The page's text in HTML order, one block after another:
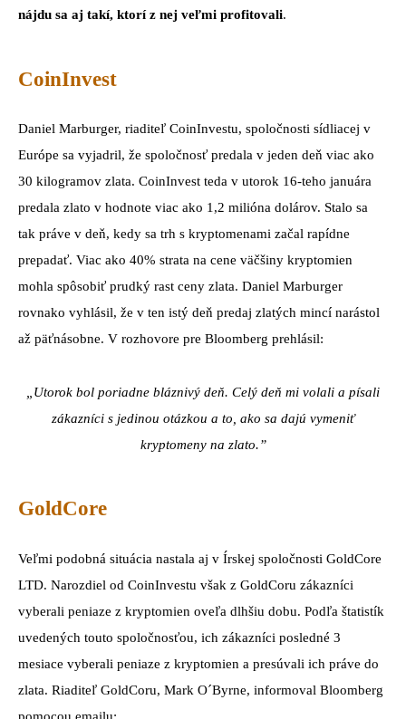
nájdu sa aj takí, ktorí z nej veľmi profitovali.
CoinInvest
Daniel Marburger, riaditeľ CoinInvestu, spoločnosti sídliacej v
Európe sa vyjadril, že spoločnosť predala v jeden deň viac ako
30 kilogramov zlata. CoinInvest teda v utorok 16-teho januára
predala zlato v hodnote viac ako 1,2 milióna dolárov. Stalo sa
tak práve v deň, kedy sa trh s kryptomenami začal rapídne
prepadať. Viac ako 40% strata na cene väčšiny kryptomien
mohla spôsobiť prudký rast ceny zlata. Daniel Marburger
rovnako vyhlásil, že v ten istý deň predaj zlatých mincí narástol
až päťnásobne. V rozhovore pre Bloomberg prehlásil:
„Utorok bol poriadne bláznivý deň. Celý deň mi volali a písali
zákazníci s jedinou otázkou a to, ako sa dajú vymeniť
kryptomeny na zlato.”
GoldCore
Veľmi podobná situácia nastala aj v Írskej spoločnosti GoldCore
LTD. Narozdiel od CoinInvestu však z GoldCoru zákazníci
vyberali peniaze z kryptomien oveľa dlhšiu dobu. Podľa štatistík
uvedených touto spoločnosťou, ich zákazníci posledné 3
mesiace vyberali peniaze z kryptomien a presúvali ich práve do
zlata. Riaditeľ GoldCoru, Mark O´Byrne, informoval Bloomberg
pomocou emailu: